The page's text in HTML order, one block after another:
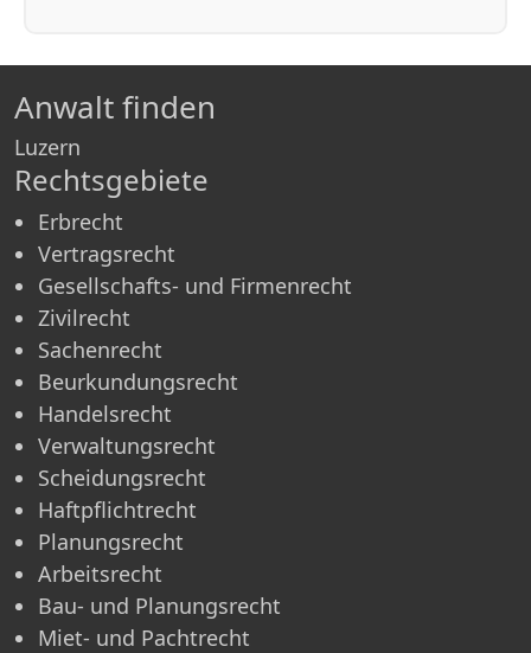
Anwalt finden
Luzern
Rechtsgebiete
Erbrecht
Vertragsrecht
Gesellschafts- und Firmenrecht
Zivilrecht
Sachenrecht
Beurkundungsrecht
Handelsrecht
Verwaltungsrecht
Scheidungsrecht
Haftpflichtrecht
Planungsrecht
Arbeitsrecht
Bau- und Planungsrecht
Miet- und Pachtrecht